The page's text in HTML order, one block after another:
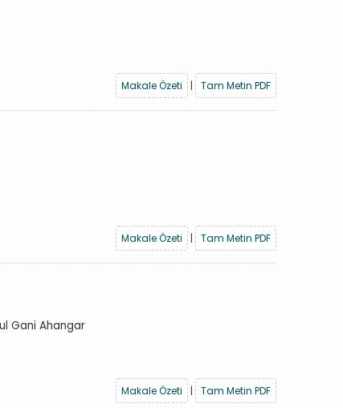
Makale Özeti
| Tam Metin PDF
Makale Özeti
| Tam Metin PDF
Gani Ahangar
Makale Özeti
| Tam Metin PDF